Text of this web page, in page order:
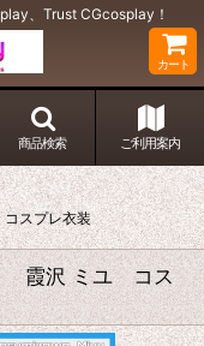
、Trust CGcosplay！
カート
商品検索 ご利用案内
スプレ衣装
霞沢 ミユ コス